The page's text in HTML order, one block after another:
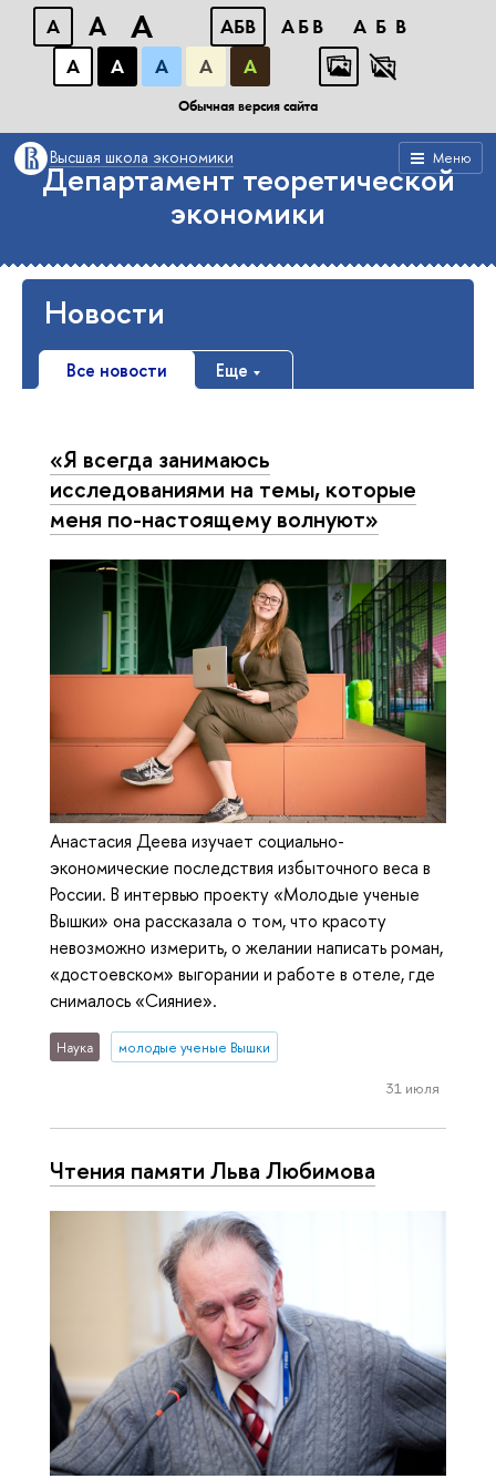
A A A АБB АБB
АБB
А
А А А А
Обычная версия сайта
Меню
Высшая школа экономики
Факультет экономических наук
Департамент теоретической
экономики
Новости
Все новости Еще
«Я всегда занимаюсь
исследованиями на темы, которые
меня по-настоящему волнуют»
Анастасия Деева изучает социально-
экономические последствия избыточного веса в
России. В интервью проекту «Молодые ученые
Вышки» она рассказала о том, что красоту
невозможно измерить, о желании написать роман,
«достоевском» выгорании и работе в отеле, где
снималось «Сияние».
Наука молодые ученые Вышки
31 июля
Чтения памяти Льва Любимова